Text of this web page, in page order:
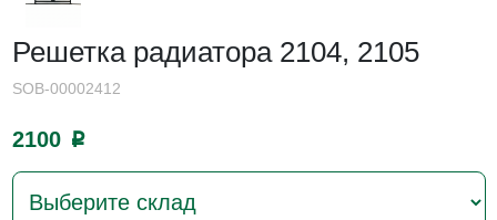
Решетка радиатора 2104, 2105
SOB-00002412
2100 p